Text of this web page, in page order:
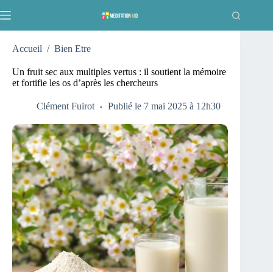
au
Accueil / Bien Etre
Un fruit sec aux multiples vertus : il soutient la mémoire
et fortifie les os d’après les chercheurs
Clément Fuirot Publié le 7 mai 2025 à 12h30